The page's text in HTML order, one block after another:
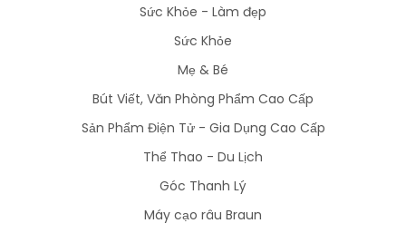
Sức Khỏe - Làm đẹp
Sức Khỏe
Mẹ & Bé
Bút Viết, Văn Phòng Phẩm Cao Cấp
Sản Phẩm Điện Tử - Gia Dụng Cao Cấp
Thể Thao - Du Lịch
Góc Thanh Lý
Máy cạo râu Braun